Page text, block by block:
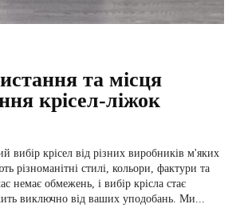
та місця
крісел-ліжок
вибір крісел від різних виробників м'яких
різноманітні стилі, кольори, фактури та
немає обмежень, і вибір крісла стає
виключно від ваших уподобань. Ми...